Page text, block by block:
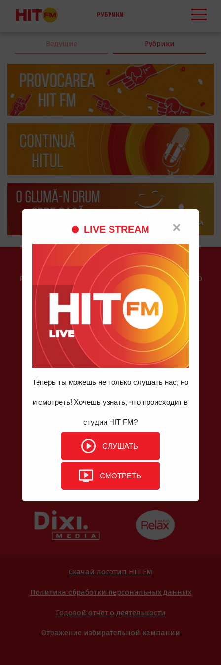
РУБРИКИ
×
LIVE STREAM
Теперь ты можешь не только слушать нас, но
и смотреть! Хочешь узнать, что происходит в
студии HIT FM?
СЛУШАТЬ
СМОТРЕТЬ
Ведущие Рубрики
О HIT FM
РАДИОСТАНЦИЯ #1 В МОЛДОВЕ, ГДЕ ИГРАЮТ ТОЛЬКО
ХИТЫ. ХИТ ЗА ХИТОМ!
Контакты
Телефон для справок: 022 811 210
VIBER HIT FM: 078 999 444
Email: contact@hitfm.md
Кишинев, ул. Буковиней 9, MD-2075
Скачай логотип HIT FM
Политика обработки персональных данных
Годовой отчет о деятельности
Отражение избирательной кампании